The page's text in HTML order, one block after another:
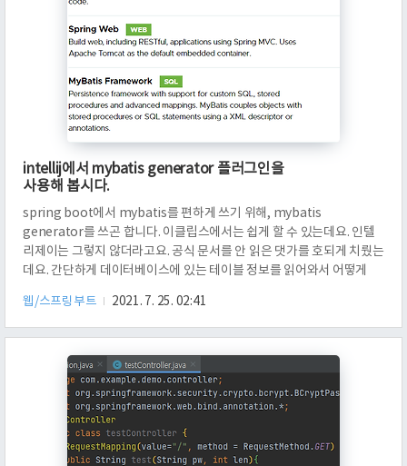
intellij에서 mybatis generator 플러그인을
사용해 봅시다.
spring boot에서 mybatis를 편하게 쓰기 위해, mybatis
generator를 쓰곤 합니다. 이클립스에서는 쉽게 할 수 있는데요. 인텔
리제이는 그렇지 않더라고요. 공식 문서를 안 읽은 댓가를 호되게 치뤘는
데요. 간단하게 데이터베이스에 있는 테이블 정보를 읽어와서 어떻게
저는 postgreSQL을 쓸 것이니, postgreSQL Driver를 추가하였습니
다. 그리고 MyBatis Framework도 추가하였습니다. 그리고 스프링
설정하는지 나와 있는데요. 플러그인을 추가하는 형태인가 봅니다. 요래
추가하면, plugin에 mybatis..
웹/스프링부트 2021. 7. 25. 02:41